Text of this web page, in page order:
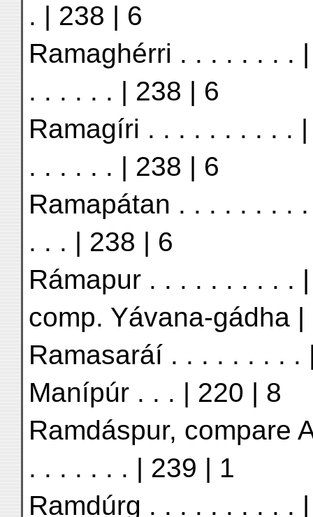
. | 238 | 6
Ramaghérri . . . . . . . .
. . . . . . | 238 | 6
Ramagíri . . . . . . . . . .
. . . . . . | 238 | 6
Ramapátan . . . . . . . .
. . . | 238 | 6
Rámapur . . . . . . . . . .
comp. Yávana-gádha |
Ramasaráí . . . . . . . . .
Manípúr . . . | 220 | 8
Ramdáspur, compare
. . . . . . . | 239 | 1
Ramdúrg . . . . . . . . . .